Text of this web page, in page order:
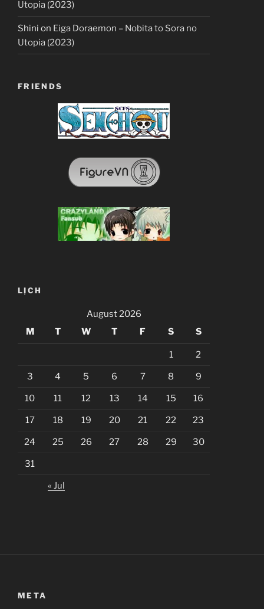
Utopia (2023)
Shini on Eiga Doraemon – Nobita to Sora no
Utopia (2023)
FRIENDS
LỊCH
August 2026
M
T W T F S S
1 2
3 4 5 6 7 8 9
10 11 12 13 14 15 16
17 18 19 20 21 22 23
24 25 26 27 28 29 30
31
« Jul
META